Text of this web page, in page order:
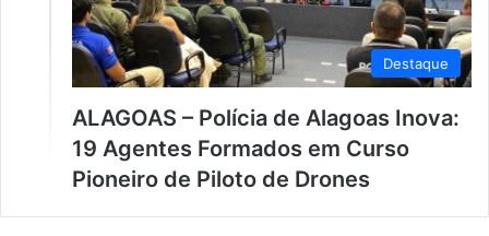
Destaque
ALAGOAS – Polícia de Alagoas Inova:
19 Agentes Formados em Curso
Pioneiro de Piloto de Drones